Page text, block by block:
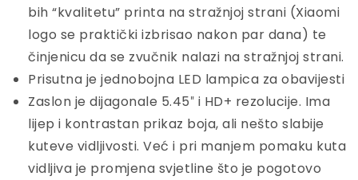
bih “kvalitetu” printa na stražnjoj strani (Xiaomi
logo se praktički izbrisao nakon par dana) te
činjenicu da se zvučnik nalazi na stražnjoj strani.
Prisutna je jednobojna LED lampica za obavijesti
Zaslon je dijagonale 5.45″ i HD+ rezolucije. Ima
lijep i kontrastan prikaz boja, ali nešto slabije
kuteve vidljivosti. Već i pri manjem pomaku kuta
vidljiva je promjena svjetline što je pogotovo